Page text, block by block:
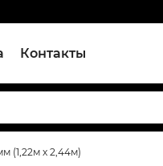
Контакты
(1,22м х 2,44м)